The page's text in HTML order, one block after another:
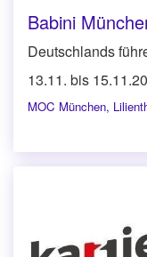
Babini
Deutschlands
13.11. bis
MOC München,